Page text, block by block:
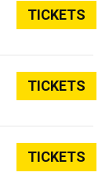
TICKETS
TICKETS
TICKETS